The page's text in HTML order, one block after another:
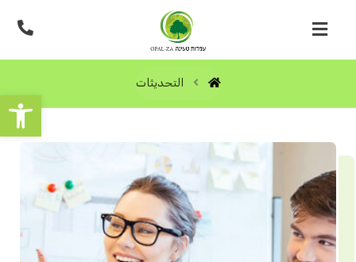
פתח סרגל נגישות
التحديثات